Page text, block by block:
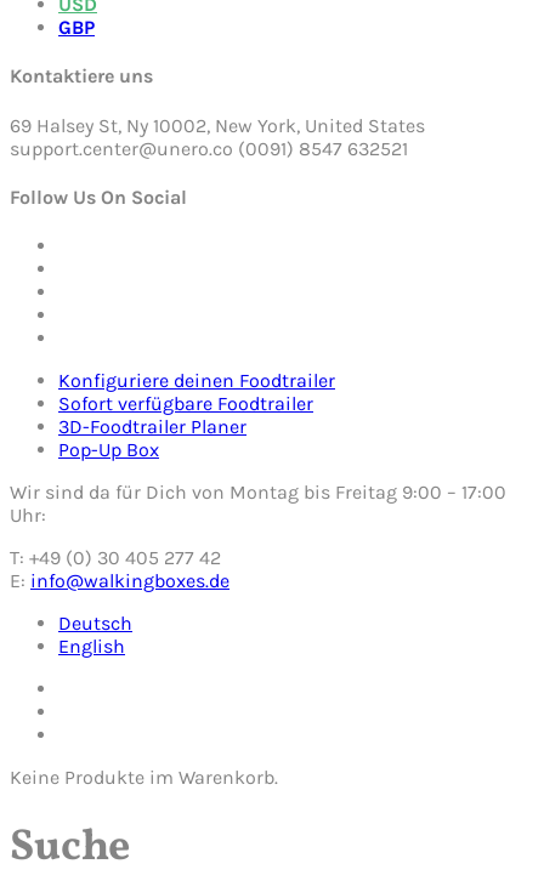
GBP
Kontaktiere uns
69 Halsey St, Ny 10002, New York, United States
support.center@unero.co (0091) 8547 632521
Follow Us On Social
Konfiguriere deinen Foodtrailer
Sofort verfügbare Foodtrailer
3D-Foodtrailer Planer
Pop-Up Box
Wir sind da für Dich von Montag bis Freitag 9:00 – 17:00
Uhr:
T: +49 (0) 30 405 277 42
E: info@walkingboxes.de
Deutsch
English
Keine Produkte im Warenkorb.
Suche